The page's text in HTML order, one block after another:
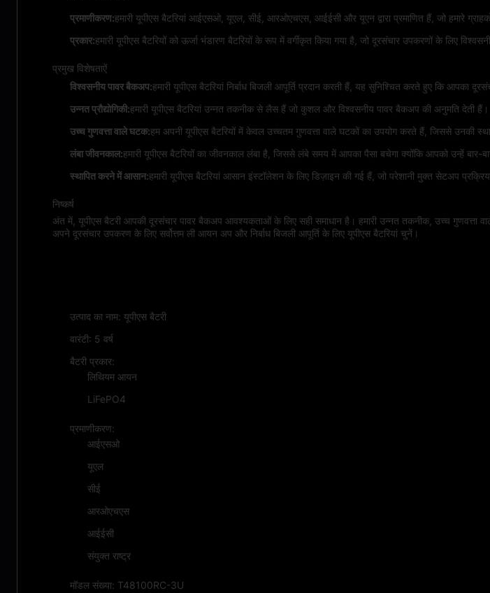
प्रमाणीकरण:हमारी यूपीएस बैटरियां आईएसओ, यूएल, सीई, आरओएचएस, आईईसी और यूएन द्वारा प्रमाणित हैं, जो हमारे
प्रकार:हमारी यूपीएस बैटरियों को ऊर्जा भंडारण बैटरियों के रूप में वर्गीकृत किया गया है, जो दूरसंचार उपकरणों के लिए
प्रमुख विशेषताऐं
विश्वसनीय पावर बैकअप:हमारी यूपीएस बैटरियां निर्बाध बिजली आपूर्ति प्रदान करती हैं, यह सुनिश्चित करते हुए कि आपका
उन्नत प्रौद्योगिकी:हमारी यूपीएस बैटरियां उन्नत तकनीक से लैस हैं जो कुशल और विश्वसनीय पावर बैकअप की अनुमति देती हैं।
उच्च गुणवत्ता वाले घटक:हम अपनी यूपीएस बैटरियों में केवल उच्चतम गुणवत्ता वाले घटकों का उपयोग करते हैं, जिससे उनकी
लंबा जीवनकाल:हमारी यूपीएस बैटरियों का जीवनकाल लंबा है, जिससे लंबे समय में आपका पैसा बचेगा क्योंकि आपको उन्हें बार-
स्थापित करने में आसान:हमारी यूपीएस बैटरियां आसान इंस्टॉलेशन के लिए डिज़ाइन की गई हैं, जो परेशानी मुक्त सेटअप
निष्कर्ष
अंत में, यूपीएस बैटरी आपकी दूरसंचार पावर बैकअप आवश्यकताओं के लिए सही समाधान है। हमारी उन्नत तकनीक, उच्च गुणवत्ता
अपने दूरसंचार उपकरण के लिए सर्वोत्तम ली आयन अप और निर्बाध बिजली आपूर्ति के लिए यूपीएस बैटरियां चुनें।
उत्पाद का नाम: यूपीएस बैटरी
वारंटी: 5 वर्ष
बैटरी प्रकार:
लिथियम आयन
LiFePO4
प्रमाणीकरण:
आईएसओ
यूएल
सीई
आरओएचएस
आईईसी
संयुक्त राष्ट्र
मॉडल संख्या: T48100RC-3U